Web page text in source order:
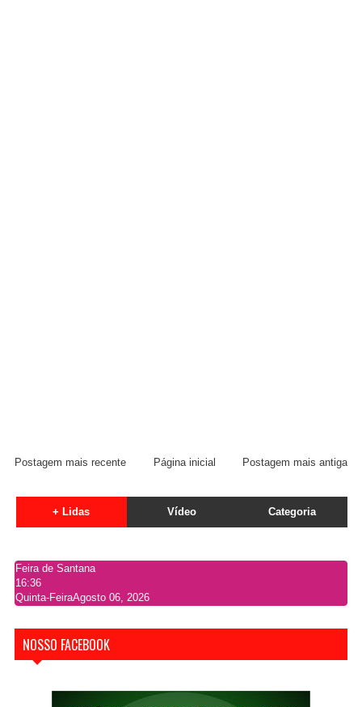
Postagem mais recente Postagem mais antiga
Página inicial
+ Lidas Vídeo Categoria
Feira de Santana
16:36
Quinta-FeiraAgosto 06, 2026
NOSSO FACEBOOK